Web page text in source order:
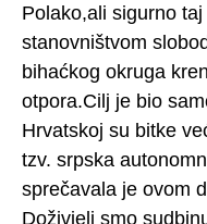
Polako,ali sigurno
stanovništvom
bihaćkog okruga
otpora.Cilj je bio
Hrvatskoj su bitke
tzv. srpska
sprečavala je ovom
Doživjeli smo